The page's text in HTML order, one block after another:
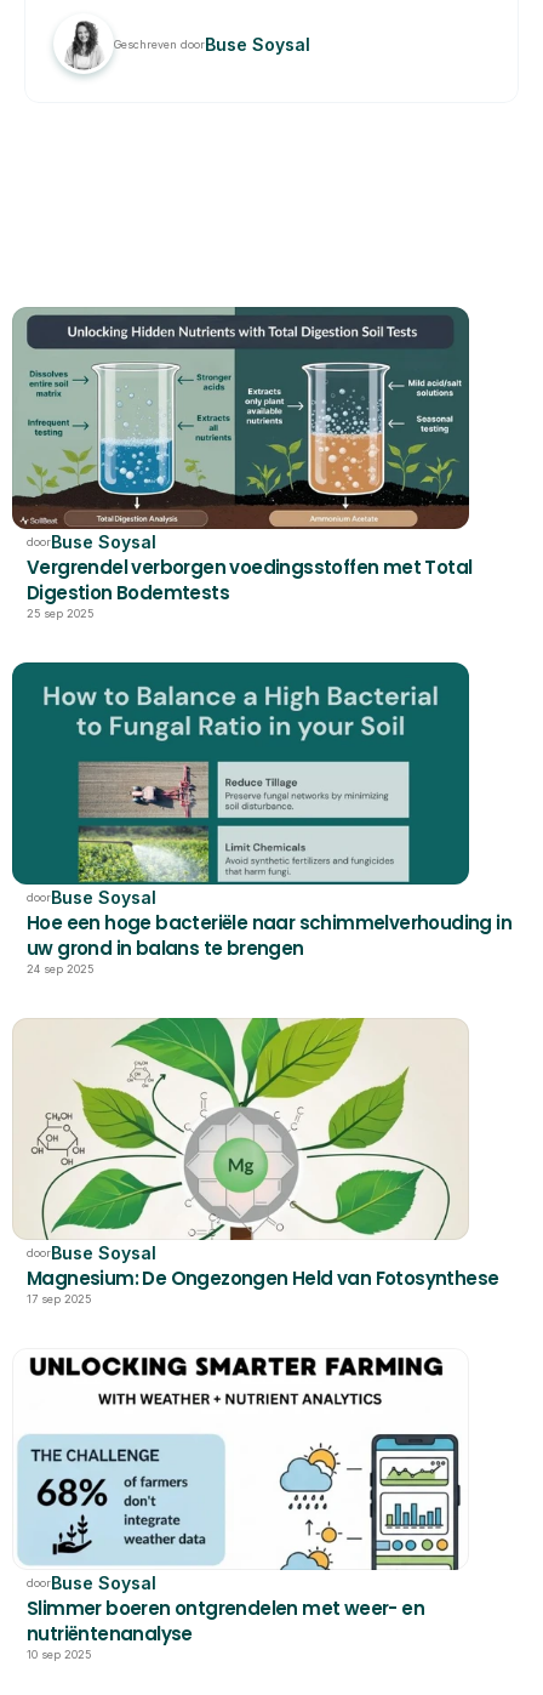
Geschreven doorBuse Soysal
doorBuse Soysal
Vergrendel verborgen voedingsstoffen met Total
Digestion Bodemtests
25 sep 2025
doorBuse Soysal
Hoe een hoge bacteriële naar schimmelverhouding in
uw grond in balans te brengen
24 sep 2025
doorBuse Soysal
Magnesium: De Ongezongen Held van Fotosynthese
17 sep 2025
doorBuse Soysal
Slimmer boeren ontgrendelen met weer- en
nutriëntenanalyse
10 sep 2025